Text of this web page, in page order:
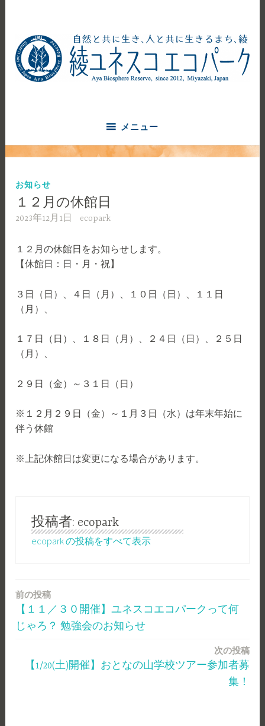
メニュー
お知らせ
１２月の休館日
2023年12月1日 ecopark
１２月の休館日をお知らせします。
【休館日：日・月・祝】
３日（日）、４日（月）、１０日（日）、１１日
（月）、
１７日（日）、１８日（月）、２４日（日）、２５日
（月）、
２９日（金）～３１日（日）
※１２月２９日（金）～１月３日（水）は年末年始に
伴う休館
※上記休館日は変更になる場合があります。
投稿者: ecopark
ecopark の投稿をすべて表示
投
稿
前の投稿
【１１／３０開催】ユネスコエコパークって何
じゃろ？ 勉強会のお知らせ
次の投稿
【1/20(土)開催】おとなの山学校ツアー参加者募
集！